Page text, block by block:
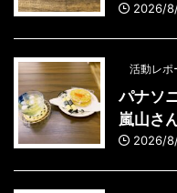
2026/
活動レポ
パナソ
嵐山さ
2026/